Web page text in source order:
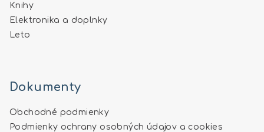
Knihy
Elektronika a doplnky
Leto
Dokumenty
Obchodné podmienky
Podmienky ochrany osobných údajov a cookies